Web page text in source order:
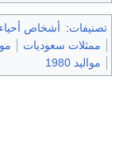
تصنيفات: أشخاص أحياء
ممثلات سعوديات
مواليد 1980